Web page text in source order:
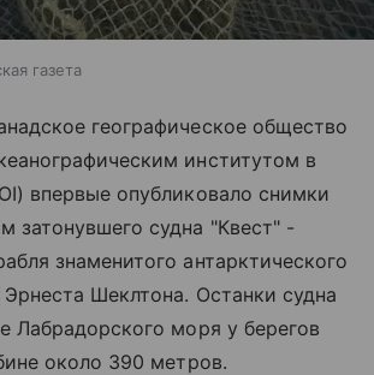
газета
географическое общество
институтом в
впервые опубликовало снимки
затонувшего судна "Квест" -
знаменитого антарктического
Эрнеста Шеклтона. Останки судна
Лабрадорского моря у берегов
около 390 метров.